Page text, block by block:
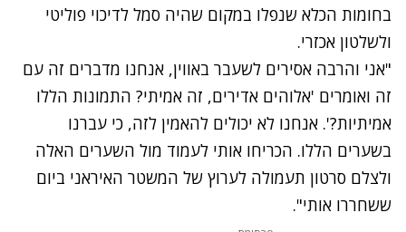
בחומות הכלא שנפלו במקום שהיה סמל לדיכוי פוליטי
ולשלטון אכזרי.
"אני והרבה אסירים לשעבר באווין, אנחנו מדברים זה עם
זה ואומרים 'אלוהים אדירים, זה אמיתי? התמונות הללו
אמיתיות?'. אנחנו לא יכולים להאמין לזה, כי עברנו
בשערים הללו. הכריחו אותי לעמוד מול השערים האלה
ולצלם סרטון תעמולה לערוץ של המשטר האיראני ביום
ששחררו אותי".